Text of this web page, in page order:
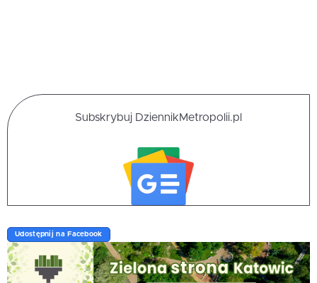
Subskrybuj DziennikMetropolii.pl
Udostępnij na Facebook